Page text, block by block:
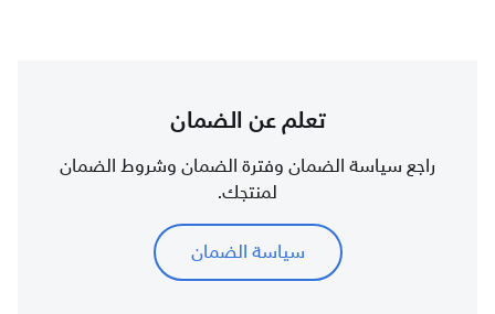
تعلم عن الضمان
راجع سياسة الضمان وفترة الضمان وشروط الضمان
لمنتجك.
سياسة الضمان